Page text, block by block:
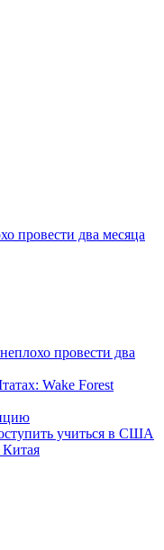
провести два месяца
провести два
Wake Forest
учиться в США